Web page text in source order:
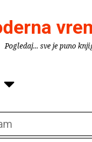
Pogledaj... sve je puno